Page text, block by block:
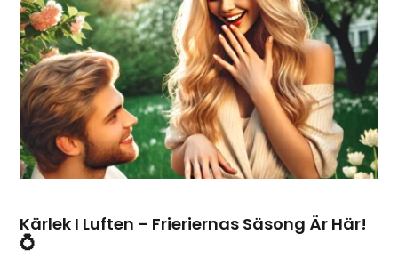
Kärlek I Luften – Frieriernas Säsong Är Här!
💍